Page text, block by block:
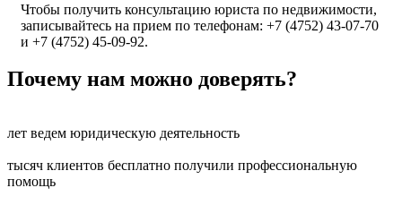
Чтобы получить консультацию юриста по недвижимости,
записывайтесь на прием по телефонам: +7 (4752) 43-07-70
и +7 (4752) 45-09-92.
Почему нам можно доверять?
лет ведем юридическую деятельность
тысяч клиентов бесплатно получили профессиональную
помощь